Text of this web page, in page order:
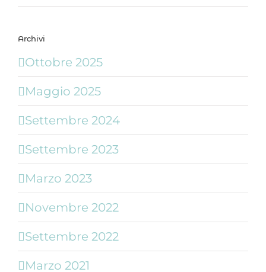
Archivi
Ottobre 2025
Maggio 2025
Settembre 2024
Settembre 2023
Marzo 2023
Novembre 2022
Settembre 2022
Marzo 2021